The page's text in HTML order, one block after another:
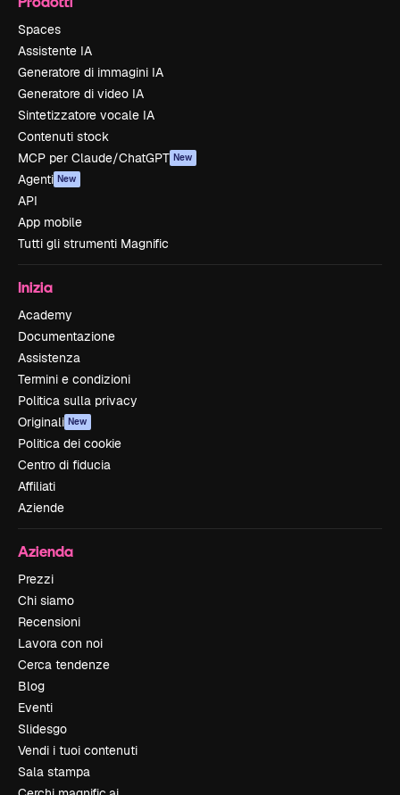
Spaces
Assistente IA
Generatore di immagini IA
Generatore di video IA
Sintetizzatore vocale IA
Contenuti stock
MCP per Claude/ChatGPT New
Agenti New
API
App mobile
Tutti gli strumenti Magnific
Inizia
Academy
Documentazione
Assistenza
Termini e condizioni
Politica sulla privacy
Originali New
Politica dei cookie
Centro di fiducia
Affiliati
Aziende
Azienda
Prezzi
Chi siamo
Recensioni
Lavora con noi
Cerca tendenze
Blog
Eventi
Slidesgo
Vendi i tuoi contenuti
Sala stampa